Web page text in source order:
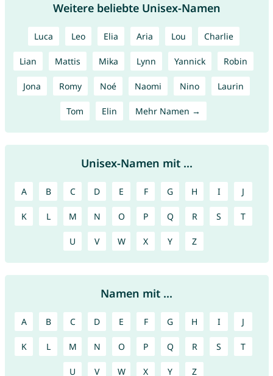
Weitere beliebte Unisex-Namen
Luca Leo Elia Aria Lou Charlie
Lian Mattis Mika Lynn Yannick Robin
Jona Romy Noé Naomi Nino Laurin
Tom Elin Mehr Namen →
Unisex-Namen mit ...
A B C D E F G H I J
K L M N O P Q R S T
U V W X Y Z
Namen mit ...
A B C D E F G H I J
K L M N O P Q R S T
U V W X Y Z